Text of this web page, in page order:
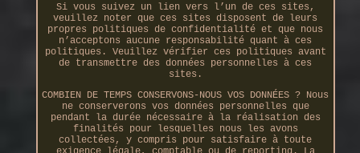
Si vous suivez un lien vers l’un de ces sites,
veuillez noter que ces sites disposent de leurs
propres politiques de confidentialité et que nous
n’acceptons aucune responsabilité quant à ces
politiques. Veuillez vérifier ces politiques avant
de transmettre des données personnelles à ces
sites.
COMBIEN DE TEMPS CONSERVONS-NOUS VOS DONNÉES ? Nous
ne conserverons vos données personnelles que
pendant la durée nécessaire à la réalisation des
finalités pour lesquelles nous les avons
collectées, y compris pour satisfaire à toute